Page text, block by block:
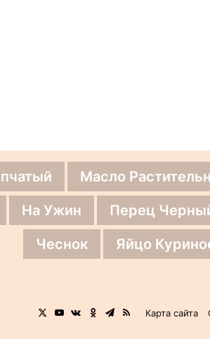
Масло
На Ужин Перец
Чеснок
Яйцо
Карта сайта
X YouTubevk.comОдноклассники
Telegram
RSS